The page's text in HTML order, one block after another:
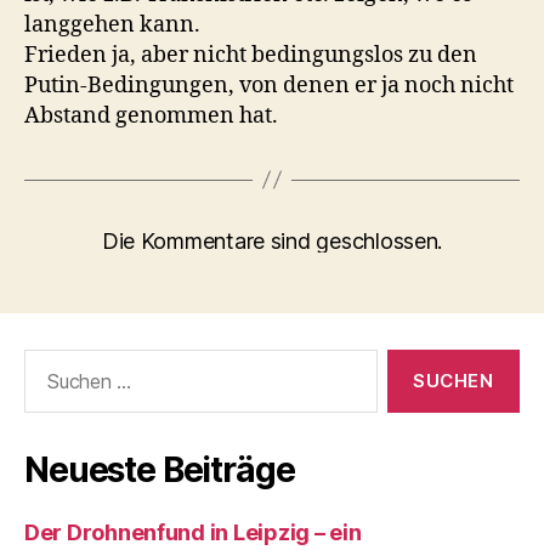
langgehen kann.
Frieden ja, aber nicht bedingungslos zu den
Putin-Bedingungen, von denen er ja noch nicht
Abstand genommen hat.
Die Kommentare sind geschlossen.
nach:
Neueste Beiträge
Der Drohnenfund in Leipzig – ein